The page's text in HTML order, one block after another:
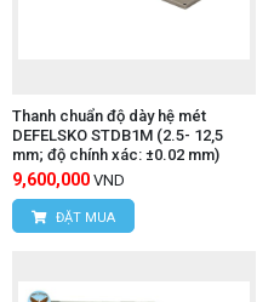
Thanh chuẩn độ dày hệ mét
DEFELSKO STDB1M (2.5- 12,5
mm; độ chính xác: ±0.02 mm)
9,600,000 VND
ĐẶT MUA